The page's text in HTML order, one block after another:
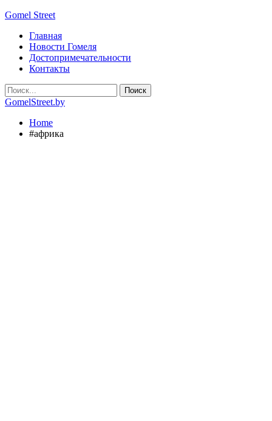
Gomel Street
Главная
Новости Гомеля
Достопримечательности
Контакты
GomelStreet.by
Home
#африка